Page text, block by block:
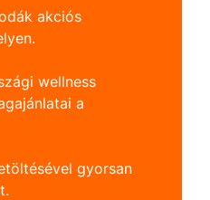
akciós
wellness
a
gyorsan